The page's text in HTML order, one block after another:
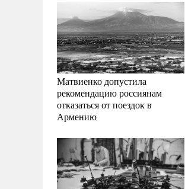
Матвиенко допустила
рекомендацию россиянам
отказаться от поездок в
Армению